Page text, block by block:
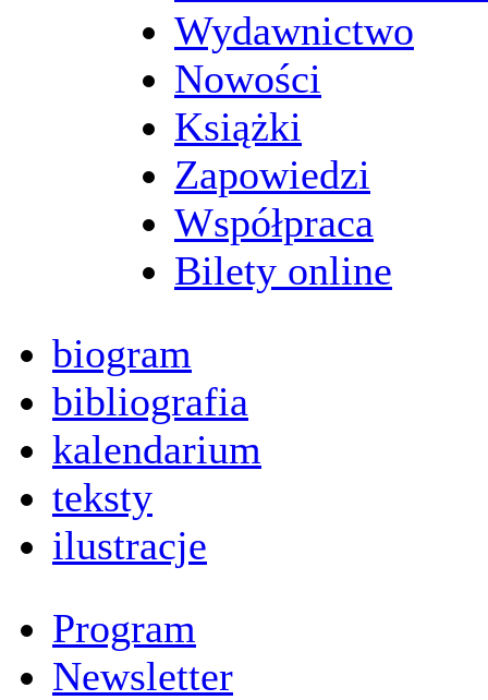
Wydawnictwo
Nowości
Książki
Zapowiedzi
Współpraca
Bilety online
biogram
bibliografia
kalendarium
teksty
ilustracje
Program
Newsletter